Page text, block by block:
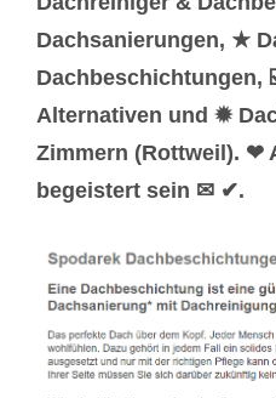
Dachsanierungen, ★
Dachbeschichtungen,
Alternativen und ✹
Zimmern (Rottweil). ❤
begeistert sein ✉ ✔.